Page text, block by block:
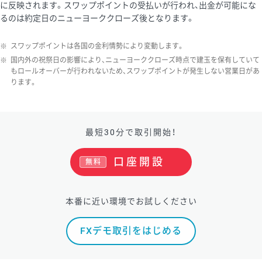
に反映されます。スワップポイントの受払いが行われ、出金が可能にな
るのは約定日のニューヨーククローズ後となります。
※ スワップポイントは各国の金利情勢により変動します。
※
国内外の祝祭日の影響により、ニューヨーククローズ時点で建玉を保有していて
もロールオーバーが行われないため、スワップポイントが発生しない営業日があ
ります。
最短30分で取引開始！
口座開設
無料
本番に近い環境でお試しください
FXデモ取引をはじめる